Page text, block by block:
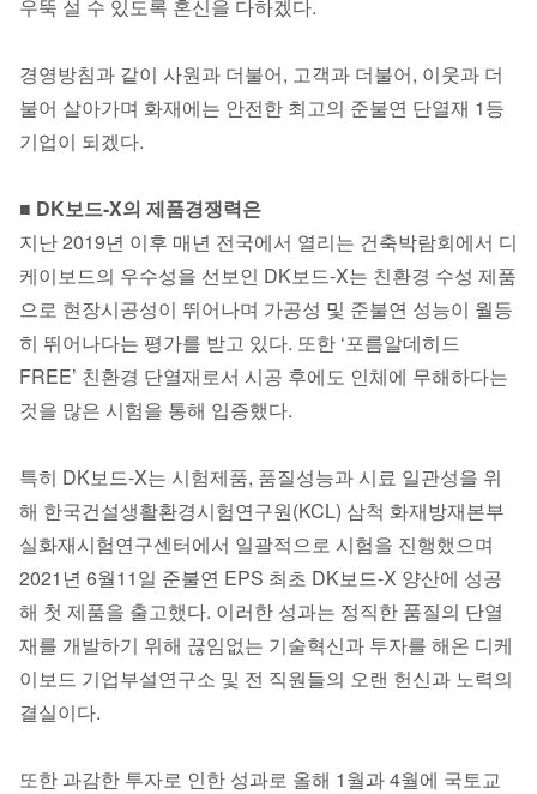
우뚝 설 수 있도록 혼신을 다하겠다.
경영방침과 같이 사원과 더불어, 고객과 더불어, 이웃과 더
불어 살아가며 화재에는 안전한 최고의 준불연 단열재 1등
기업이 되겠다.
■ DK보드-X의 제품경쟁력은
지난 2019년 이후 매년 전국에서 열리는 건축박람회에서 디
케이보드의 우수성을 선보인 DK보드-X는 친환경 수성 제품
으로 현장시공성이 뛰어나며 가공성 및 준불연 성능이 월등
히 뛰어나다는 평가를 받고 있다. 또한 ‘포름알데히드
FREE’ 친환경 단열재로서 시공 후에도 인체에 무해하다는
것을 많은 시험을 통해 입증했다.
특히 DK보드-X는 시험제품, 품질성능과 시료 일관성을 위
해 한국건설생활환경시험연구원(KCL) 삼척 화재방재본부
실화재시험연구센터에서 일괄적으로 시험을 진행했으며
2021년 6월11일 준불연 EPS 최초 DK보드-X 양산에 성공
해 첫 제품을 출고했다. 이러한 성과는 정직한 품질의 단열
재를 개발하기 위해 끊임없는 기술혁신과 투자를 해온 디케
이보드 기업부설연구소 및 전 직원들의 오랜 헌신과 노력의
결실이다.
또한 과감한 투자로 인한 성과로 올해 1월과 4월에 국토교